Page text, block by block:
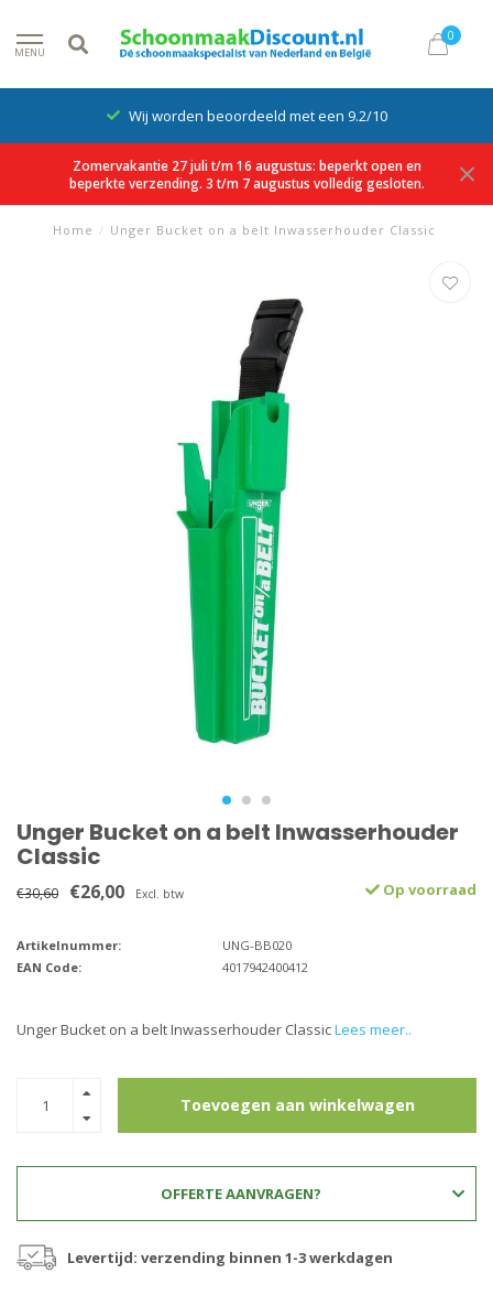
MENU
0
Wij worden beoordeeld met een 9.2/10
Zomervakantie 27 juli t/m 16 augustus: beperkt open en
beperkte verzending. 3 t/m 7 augustus volledig gesloten.
Home / Unger Bucket on a belt Inwasserhouder Classic
Unger Bucket on a belt Inwasserhouder
Classic
€30,60 €26,00 Excl. btw Op voorraad
Artikelnummer:
UNG-BB020
EAN Code:
4017942400412
Unger Bucket on a belt Inwasserhouder ClassicLees meer..
Toevoegen aan winkelwagen
OFFERTE AANVRAGEN?
Levertijd: verzending binnen 1-3 werkdagen